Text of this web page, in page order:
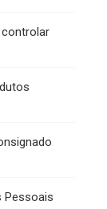
Pessoais